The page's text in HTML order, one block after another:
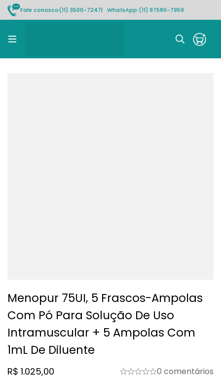
Fale conosco(11) 3500-7247| WhatsApp:(11) 97580-7959
Menopur 75UI, 5 Frascos-Ampolas
Com Pó Para Solução De Uso
Intramuscular + 5 Ampolas Com
1mL De Diluente
R$ 1.025,00 0 comentários